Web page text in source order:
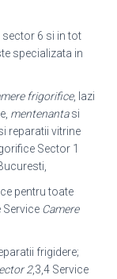
6 si in tot
specializata in
frigorifice, lazi
mentenantasi
reparatii vitrine
Sector 1
pentru toate
Service Camere
frigidere;
2,3,4 Service